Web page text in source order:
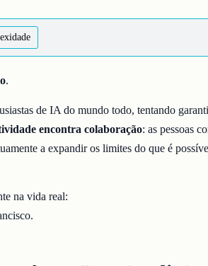
.
de IA do mundo todo, tentando
encontra colaboração: as pessoas
a expandir os limites do que é
na vida real: